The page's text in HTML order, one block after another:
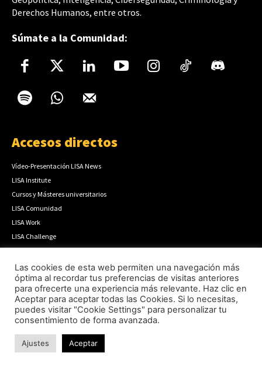
Derechos Humanos, entre otros.
Súmate a la Comunidad:
Accesos directos
Vídeo-Presentación LISA News
LISA Institute
Cursos y Másteres universitarios
LISA Comunidad
LISA Work
LISA Challenge
Masterclass LISA
Podcast Código LISA
Boletín Prospectivo
Boletín Semanal
Cómo publicar
Anúnciate
Contacto
Las cookies de esta web permiten una navegación más
óptima al recordar tus preferencias de visitas anteriores
para ofrecerte una experiencia más relevante. Haz clic en
Aceptar para aceptar todas las Cookies. Si lo necesitas,
puedes visitar "Cookie Settings" para personalizar tu
consentimiento de forma avanzada.
Ajustes Aceptar